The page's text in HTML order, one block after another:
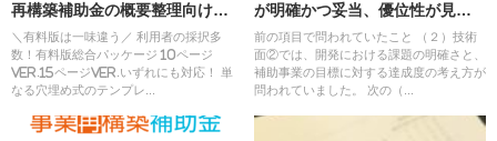
再構築補助金の概要整理向けフ
ォーマット
＼有料版は一味違う／ 利用者の採択多
数！有料版総合パッケージ 10ページ
Ver.15ページVer.いずれにも対応！ 単
なる穴埋め式のテンプレ...
が明確かつ妥当、優位性が見込
まれるか
前の項目で問われていたこと （２）技術
面②では、開発における課題の明確さと、
補助事業の目標に対する達成度の考え方が
問われていました。 次の（...